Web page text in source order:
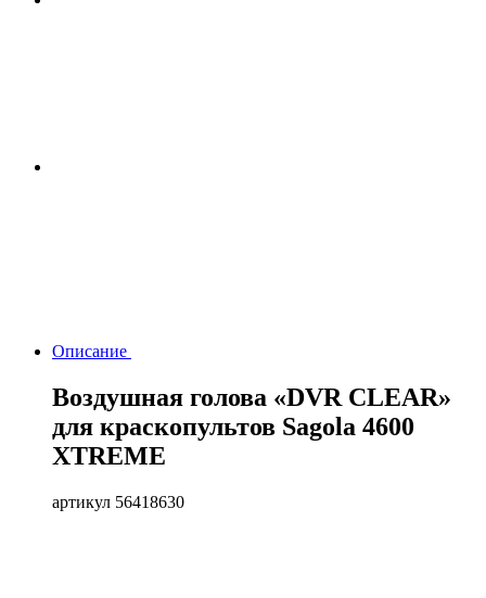
Описание
Воздушная голова «DVR CLEAR»
для краскопультов Sagola 4600
XTREME
артикул 56418630